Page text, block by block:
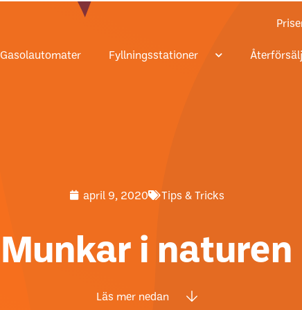
Gasolautomater Fyllningsstationer
april 9, 2020 Tips & Tricks
Munkar i naturen
Läs mer nedan